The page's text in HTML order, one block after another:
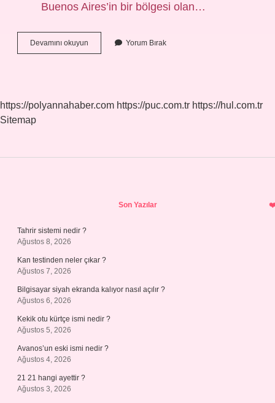
Buenos Aires’in bir bölgesi olan…
Devamını okuyun
Juniors
Yorum Bırak
https://polyannahaber.com https://puc.com.tr https://hul.com.tr
Sitemap
Son Yazılar
Tahrir sistemi nedir ?
Ağustos 8, 2026
Kan testinden neler çıkar ?
Ağustos 7, 2026
Bilgisayar siyah ekranda kalıyor nasıl açılır ?
Ağustos 6, 2026
Kekik otu kürtçe ismi nedir ?
Ağustos 5, 2026
Avanos’un eski ismi nedir ?
Ağustos 4, 2026
21 21 hangi ayettir ?
Ağustos 3, 2026